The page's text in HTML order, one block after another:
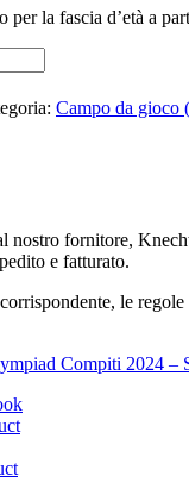
per la fascia d’età a
Campo da gioco
nostro fornitore,
e fatturato.
le regole
Compiti 2024 –